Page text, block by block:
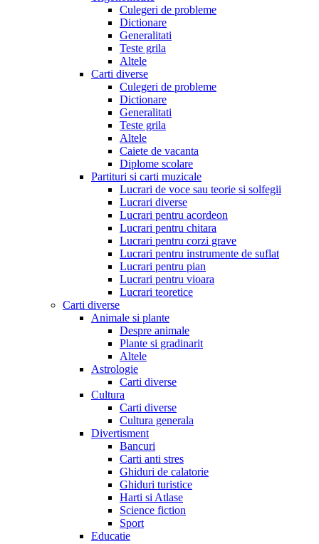
Culegeri de probleme
Dictionare
Generalitati
Teste grila
Altele
Carti diverse
Culegeri de probleme
Dictionare
Generalitati
Teste grila
Altele
Caiete de vacanta
Diplome scolare
Partituri si carti muzicale
Lucrari de voce sau teorie si solfegii
Lucrari diverse
Lucrari pentru acordeon
Lucrari pentru chitara
Lucrari pentru corzi grave
Lucrari pentru instrumente de suflat
Lucrari pentru pian
Lucrari pentru vioara
Lucrari teoretice
Carti diverse
Animale si plante
Despre animale
Plante si gradinarit
Altele
Astrologie
Carti diverse
Cultura
Carti diverse
Cultura generala
Divertisment
Bancuri
Carti anti stres
Ghiduri de calatorie
Ghiduri turistice
Harti si Atlase
Science fiction
Sport
Educatie